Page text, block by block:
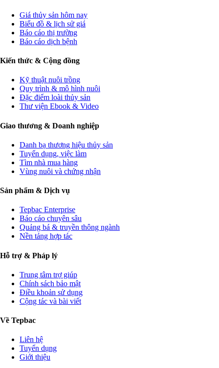
Giá thủy sản hôm nay
Biểu đồ & lịch sử giá
Báo cáo thị trường
Báo cáo dịch bệnh
Kiến thức & Cộng đồng
Kỹ thuật nuôi trồng
Quy trình & mô hình nuôi
Đặc điểm loài thủy sản
Thư viện Ebook & Video
Giao thương & Doanh nghiệp
Danh bạ thương hiệu thủy sản
Tuyển dụng, việc làm
Tìm nhà mua hàng
Vùng nuôi và chứng nhận
Sản phẩm & Dịch vụ
Tepbac Enterprise
Báo cáo chuyên sâu
Quảng bá & truyền thông ngành
Nền tảng hợp tác
Hỗ trợ & Pháp lý
Trung tâm trợ giúp
Chính sách bảo mật
Điều khoản sử dụng
Cộng tác và bài viết
Về Tepbac
Liên hệ
Tuyển dụng
Giới thiệu